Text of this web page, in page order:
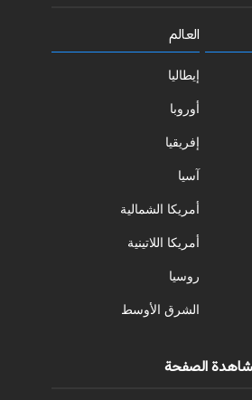
العالم
إيطاليا
أوروبا
إفريقيا
آسيا
أمريكا الشمالية
أمريكا اللاتينية
روسيا
الشرق الأوسط
الصفحة